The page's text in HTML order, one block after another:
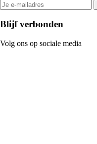
Blijf verbonden
Volg ons op sociale media